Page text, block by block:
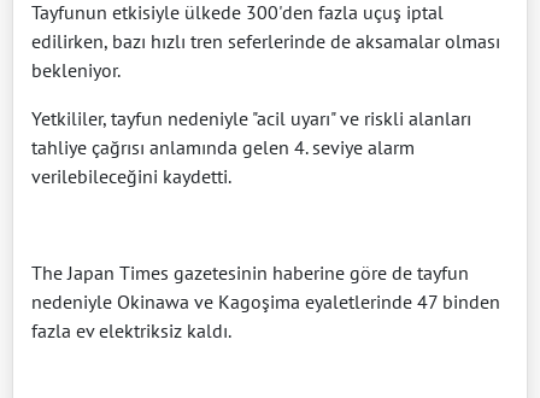
Tayfunun etkisiyle ülkede 300'den fazla uçuş iptal
edilirken, bazı hızlı tren seferlerinde de aksamalar olması
bekleniyor.
Yetkililer, tayfun nedeniyle "acil uyarı" ve riskli alanları
tahliye çağrısı anlamında gelen 4. seviye alarm
verilebileceğini kaydetti.
The Japan Times gazetesinin haberine göre de tayfun
nedeniyle Okinawa ve Kagoşima eyaletlerinde 47 binden
fazla ev elektriksiz kaldı.